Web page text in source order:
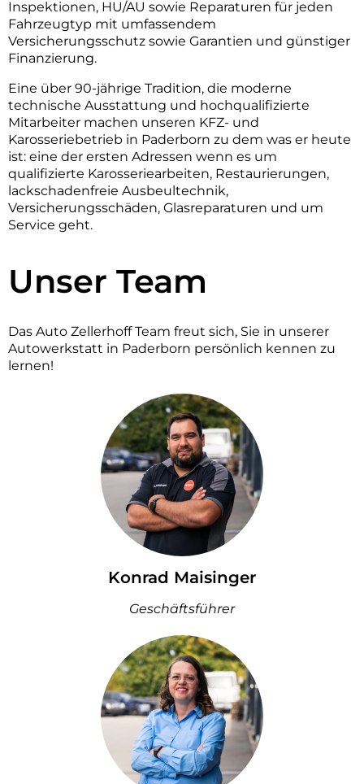
Inspektionen, HU/AU sowie Reparaturen für jeden
Fahrzeugtyp mit umfassendem
Versicherungsschutz sowie Garantien und günstiger
Finanzierung.
Eine über 90-jährige Tradition, die moderne
technische Ausstattung und hochqualifizierte
Mitarbeiter machen unseren KFZ- und
Karosseriebetrieb in Paderborn zu dem was er heute
ist: eine der ersten Adressen wenn es um
qualifizierte Karosseriearbeiten, Restaurierungen,
lackschadenfreie Ausbeultechnik,
Versicherungsschäden, Glasreparaturen und um
Service geht.
Unser Team
Das Auto Zellerhoff Team freut sich, Sie in unserer
Autowerkstatt in Paderborn persönlich kennen zu
lernen!
Konrad Maisinger
Geschäftsführer